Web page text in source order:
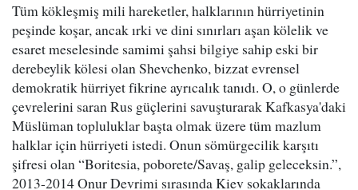
Tüm kökleşmiş mili hareketler, halklarının hürriyetinin
peşinde koşar, ancak ırki ve dini sınırları aşan kölelik ve
esaret meselesinde samimi şahsi bilgiye sahip eski bir
derebeylik kölesi olan Shevchenko, bizzat evrensel
demokratik hürriyet fikrine ayrıcalık tanıdı. O, o günlerde
çevrelerini saran Rus güçlerini savuşturarak Kafkasya'daki
Müslüman topluluklar başta olmak üzere tüm mazlum
halklar için hürriyeti istedi. Onun sömürgecilik karşıtı
şifresi olan “Boritesia, poborete/Savaş, galip geleceksin.”,
2013-2014 Onur Devrimi sırasında Kiev sokaklarında